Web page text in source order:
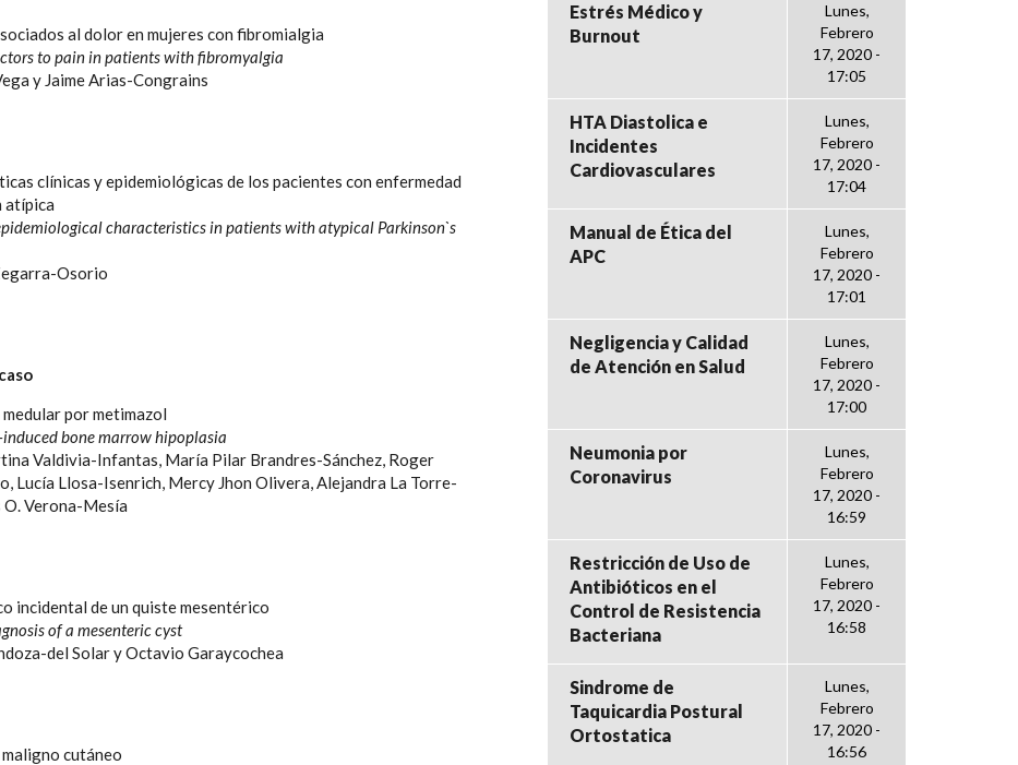
al dolor en mujeres con fibromialgia
to pain in patients with fibromyalgia
y Jaime Arias-Congrains
clínicas y epidemiológicas de los pacientes con enfermedad
atípica
characteristics in patients with atypical Parkinson`s
Osorio
por metimazol
bone marrow hipoplasia
Valdivia-Infantas, María Pilar Brandres-Sánchez, Roger
Lucía Llosa-Isenrich, Mercy Jhon Olivera, Alejandra La Torre-
Verona-Mesía
incidental de un quiste mesentérico
of a mesenteric cyst
del Solar y Octavio Garaycochea
cutáneo
Estrés Médico y
Burnout
Lunes,
Febrero
17, 2020 -
17:05
HTA Diastolica e
Incidentes
Cardiovasculares
Lunes,
Febrero
17, 2020 -
17:04
Manual de Ética del
APC
Lunes,
Febrero
17, 2020 -
17:01
Negligencia y Calidad
de Atención en Salud
Lunes,
Febrero
17, 2020 -
17:00
Neumonia por
Coronavirus
Lunes,
Febrero
17, 2020 -
16:59
Restricción de Uso de
Antibióticos en el
Control de Resistencia
Bacteriana
Lunes,
Febrero
17, 2020 -
16:58
Sindrome de
Taquicardia Postural
Ortostatica
Lunes,
Febrero
17, 2020 -
16:56